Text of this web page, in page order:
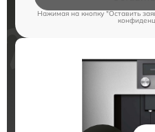
Нажимая на кнопку "Оставить